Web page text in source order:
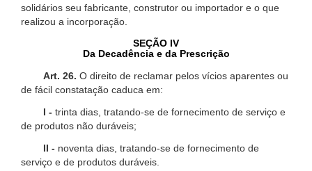
solidários seu fabricante, construtor ou importador e o que
realizou a incorporação.
SEÇÃO IV
Da Decadência e da Prescrição
Art. 26. O direito de reclamar pelos vícios aparentes ou
de fácil constatação caduca em:
I - trinta dias, tratando-se de fornecimento de serviço e
de produtos não duráveis;
II - noventa dias, tratando-se de fornecimento de
serviço e de produtos duráveis.